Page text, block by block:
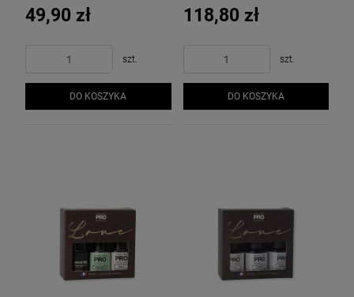
RÓŻOWY) MOLLON
49,90 zł
szt.
DO KOSZYKA
118,80 zł
szt.
DO KOSZYKA